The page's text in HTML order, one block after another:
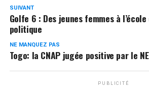
SUIVANT
Golfe 6 : Des jeunes femmes à
politique
NE MANQUEZ PAS
Togo: la CNAP jugée positive par le
PUBLICITÉ